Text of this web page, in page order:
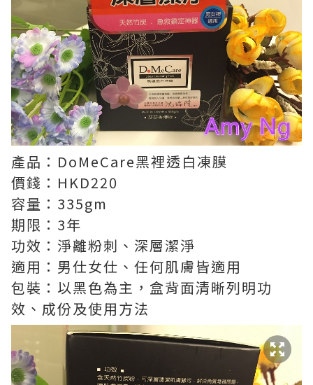
產品：DoMeCare黑裡透白凍膜
價錢：HKD220
容量：335gm
期限：3年
功效：淨離粉刺、深層潔淨
適用：男仕女仕、任何肌膚皆適用
包裝：以黑色為主，盒背面清晰列明功
效、成份及使用方法